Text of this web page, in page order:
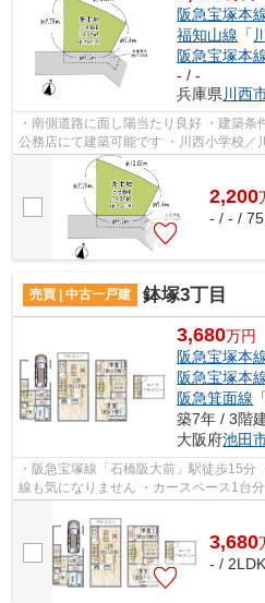
阪急宝塚本
福知山線 「
阪急宝塚本
- / -
兵庫県 川西
・南側道路に面し陽当たり良好 ・建築
公務店にて建築可能です ・川西小学校／
2,200
- / - /
売買 | 中古一戸建 鉢塚3丁目
3,680万円
阪急宝塚本
阪急宝塚本
阪急箕面線
築7年 / 3階
大阪府池田
・阪急宝塚線「石橋阪大前」駅徒歩15
線も気になりません ・カースペース1台
中学校・石橋中学校
3,680
- /